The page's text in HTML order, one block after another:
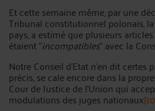
Et cette semaine même, par une
Tribunal constitutionnel polonais,
pays, a estimé que plusieurs
étaient "incompatibles" avec la
Notre Conseil d'Etat n'en dit certes
précis, se cale encore dans la
Cour de Justice de l'Union qui
modulations des juges nationaux